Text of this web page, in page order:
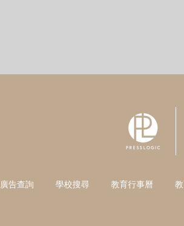
廣告查詢 學校搜尋 教育行事曆